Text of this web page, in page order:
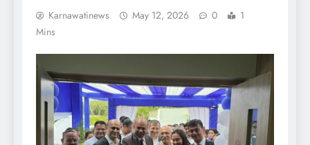
Karnawatinews May 12, 2026 0
1
Mins